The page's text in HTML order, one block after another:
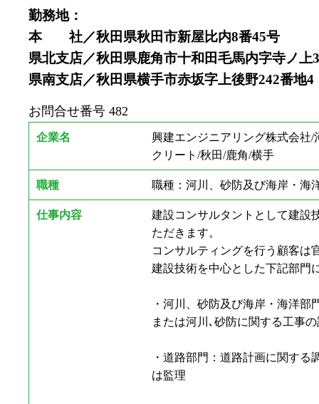
勤務地：
本 社／秋田県秋田市新屋比内8番45号
県北支店／秋田県鹿角市十和田毛馬内字寺ノ上
県南支店／秋田県横手市赤坂字上後野242番地4
お問合せ番号 482
企業名
興建エンジニアリング株式会社
クリート/秋田/鹿角/横手
職種 職種：河川、砂防及び海岸・海
仕事内容
建設コンサルタントとして建設
ただきます。
コンサルティングを行う顧客は
建設技術を中心とした下記部門
・河川、砂防及び海岸・海洋
または河川､砂防に関する工事
・道路部門：道路計画に関す
は監理